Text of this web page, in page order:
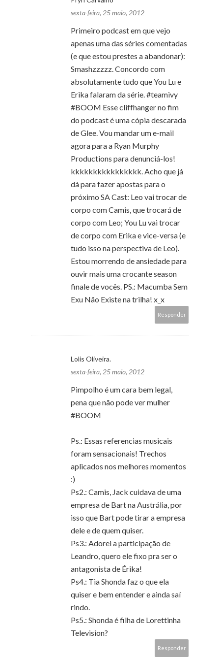
sexta-feira, 25 maio, 2012
Primeiro podcast em que vejo
apenas uma das séries comentadas
(e que estou prestes a abandonar):
Smashzzzzz. Concordo com
absolutamente tudo que You Lu e
Erika falaram da série. #teamivy
#BOOM Esse cliffhanger no fim
do podcast é uma cópia descarada
de Glee. Vou mandar um e-mail
agora para a Ryan Murphy
Productions para denunciá-los!
kkkkkkkkkkkkkkkk. Acho que já
dá para fazer apostas para o
próximo SA Cast: Leo vai trocar de
corpo com Camis, que trocará de
corpo com Leo; You Lu vai trocar
de corpo com Erika e vice-versa (e
tudo isso na perspectiva de Leo).
Estou morrendo de ansiedade para
ouvir mais uma crocante season
finale de vocês. PS.: Macumba Sem
Exu Não Existe na trilha! x_x
Responder
Lolis Oliveira.
sexta-feira, 25 maio, 2012
Pimpolho é um cara bem legal,
pena que não pode ver mulher
#BOOM
Ps.: Essas referencias musicais
foram sensacionais! Trechos
aplicados nos melhores momentos
:)
Ps2.: Camis, Jack cuidava de uma
empresa de Bart na Austrália, por
isso que Bart pode tirar a empresa
dele e de quem quiser.
Ps3.: Adorei a participação de
Leandro, quero ele fixo pra ser o
antagonista de Érika!
Ps4.: Tia Shonda faz o que ela
quiser e bem entender e ainda saí
rindo.
Ps5.: Shonda é filha de Lorettinha
Television?
Responder